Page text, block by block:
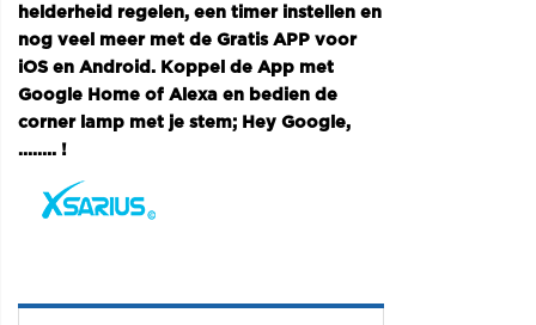
helderheid regelen, een timer instellen en
nog veel meer met de Gratis APP voor
iOS en Android. Koppel de App met
Google Home of Alexa en bedien de
corner lamp met je stem; Hey Google,
…….. !